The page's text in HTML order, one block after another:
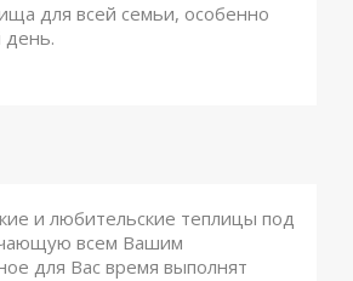
для всей семьи, особенно
день.
и любительские теплицы под
всем Вашим
для Вас время выполнят